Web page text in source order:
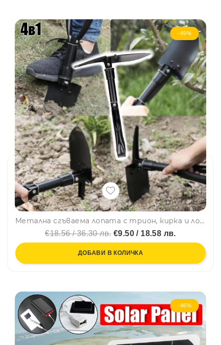
-49%
Метална сгъваема лопата с трион, кирка и лопата за багажника на колата, черна
€18.56 / 36.30 лв.€9.50 / 18.58 лв.
ДОБАВИ В КОЛИЧКА
-46%